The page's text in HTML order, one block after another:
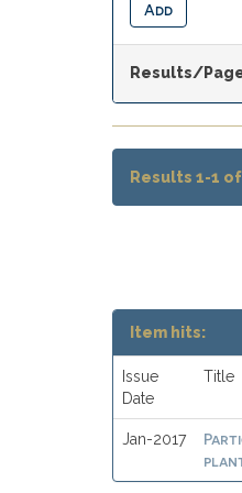
Results/
Results 1-1
Item hits:
Issue
Date
Title
Jan-2017